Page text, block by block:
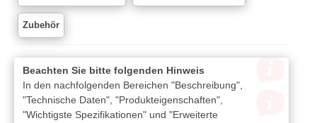
Zubehör
Beachten Sie bitte folgenden Hinweis
In den nachfolgenden Bereichen "Beschreibung",
"Technische Daten", "Produkteigenschaften",
"Wichtigste Spezifikationen" und "Erweiterte